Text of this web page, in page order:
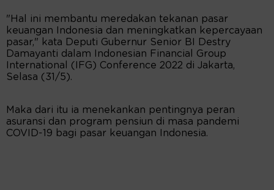
"Hal ini membantu meredakan tekanan pasar
keuangan Indonesia dan meningkatkan kepercayaan
pasar," kata Deputi Gubernur Senior BI Destry
Damayanti dalam Indonesian Financial Group
International (IFG) Conference 2022 di Jakarta,
Selasa (31/5).
Maka dari itu ia menekankan pentingnya peran
asuransi dan program pensiun di masa pandemi
COVID-19 bagi pasar keuangan Indonesia.